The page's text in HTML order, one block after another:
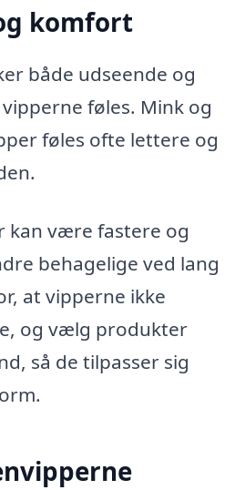
komfort
både udseende og
føles. Mink og
føles ofte lettere og
kan være fastere og
behagelige ved lang
at vipperne ikke
og vælg produkter
så de tilpasser sig